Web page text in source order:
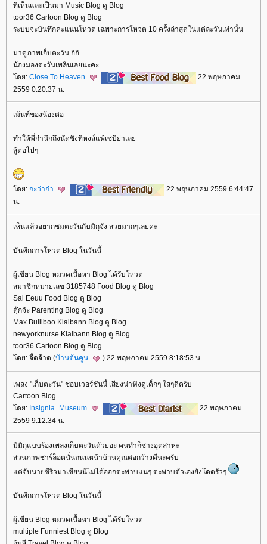
ที่เห็นและเป็นมา Music Blog ดู Blog
toor36 Cartoon Blog ดู Blog
ระบบจะบันทึกคะแนนโหวต เฉพาะการโหวต 10 ครั้งล่าสุดในแต่ละวันเท่านั้น
มาดูภาพเก็บตะวัน อิอิ
น้องมองตะวันเพลินเลยนะคะ
ดย: Close To Heaven
22 พฤษภาคม
2559 0:20:37 น.
เม้นท์ของน้องต่อ
ทำให้พี่ก๋านึกถึงนัดชิงที่หงส์แพ้เซบีย่าเล
สู้ต่อไปๆ
ดย: กะว่าก๋า
22 พฤษภาคม 2559 6:44:47
น.
เห็นแล้วอยากชมตะวันกับมิกุจัง สวยมากๆเลยค่ะ
บันทึกการโหวต Blog ในวันนี้
ผู้เขียน Blog หมวดเนื้อหา Blog ได้รับโหวต
สมาชิกหมายเลข 3185748 Food Blog ดู Blog
Sai Eeuu Food Blog ดู Blog
ตุ๊กจ้ะ Parenting Blog ดู Blog
Max Bulliboo Klaibann Blog ดู Blog
newyorknurse Klaibann Blog ดู Blog
toor36 Cartoon Blog ดู Blog
ดย: จี้ดจ้าด (บ้านต้นคูน ) 22 พฤษภาคม 2559 8:18:53 น.
เพลง "เก็บตะวัน" ชอบเวอร์ชั่นนี้ เสียงน่าฟังดูเด็กๆ ใสๆดีครับ
Cartoon Blog
ดย: Insignia_Museum
22 พฤษภาคม
2559 9:12:34 น.
มีมิกุแบบร้องเพลงเก็บตะวันด้วยอะ คนทำก็ช่างอุตสาหะ
ส่วนภาพชาร์ล็อตนั่นถนนหน้าบ้านคุณต่อกว้างดีนะครับ
ต่จับนายชีริวมาเขียนนี่ไม่ได้ออกตะพาบแน่ๆ ตะพาบตัวเองยังโดดรัวๆ
บันทึกการโหวต Blog ในวันนี้
ผู้เขียน Blog หมวดเนื้อหา Blog ได้รับโหวต
multiple Funniest Blog ดู Blog